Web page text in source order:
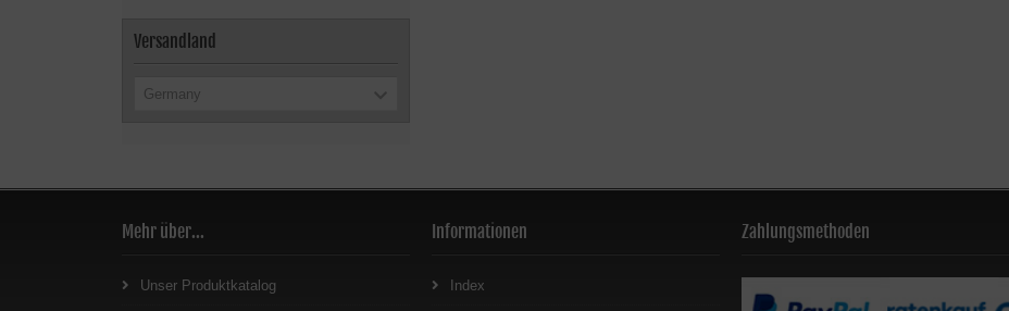
Versandland
Germany
Mehr über...
Unser Produktkatalog
Informationen
Index
Zahlungsmethoden